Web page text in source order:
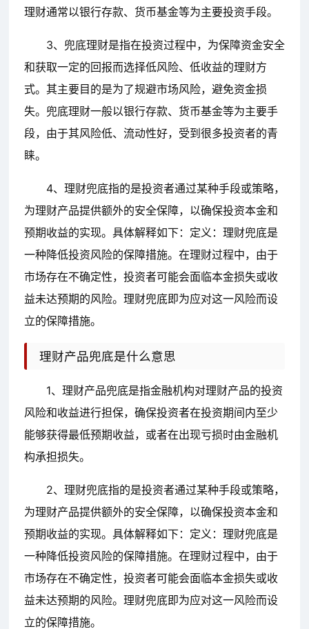
理财通常以银行存款、货币基金等为主要投资手段。
3、兜底理财是指在投资过程中，为保障资金安全
和获取一定的回报而选择低风险、低收益的理财方
式。其主要目的是为了规避市场风险，避免资金损
失。兜底理财一般以银行存款、货币基金等为主要手
段，由于其风险低、流动性好，受到很多投资者的青
睐。
4、理财兜底指的是投资者通过某种手段或策略，
为理财产品提供额外的安全保障，以确保投资本金和
预期收益的实现。具体解释如下：定义：理财兜底是
一种降低投资风险的保障措施。在理财过程中，由于
市场存在不确定性，投资者可能会面临本金损失或收
益未达预期的风险。理财兜底即为应对这一风险而设
立的保障措施。
理财产品兜底是什么意思
1、理财产品兜底是指金融机构对理财产品的投资
风险和收益进行担保，确保投资者在投资期间内至少
能够获得最低预期收益，或者在出现亏损时由金融机
构承担损失。
2、理财兜底指的是投资者通过某种手段或策略，
为理财产品提供额外的安全保障，以确保投资本金和
预期收益的实现。具体解释如下：定义：理财兜底是
一种降低投资风险的保障措施。在理财过程中，由于
市场存在不确定性，投资者可能会面临本金损失或收
益未达预期的风险。理财兜底即为应对这一风险而设
立的保障措施。